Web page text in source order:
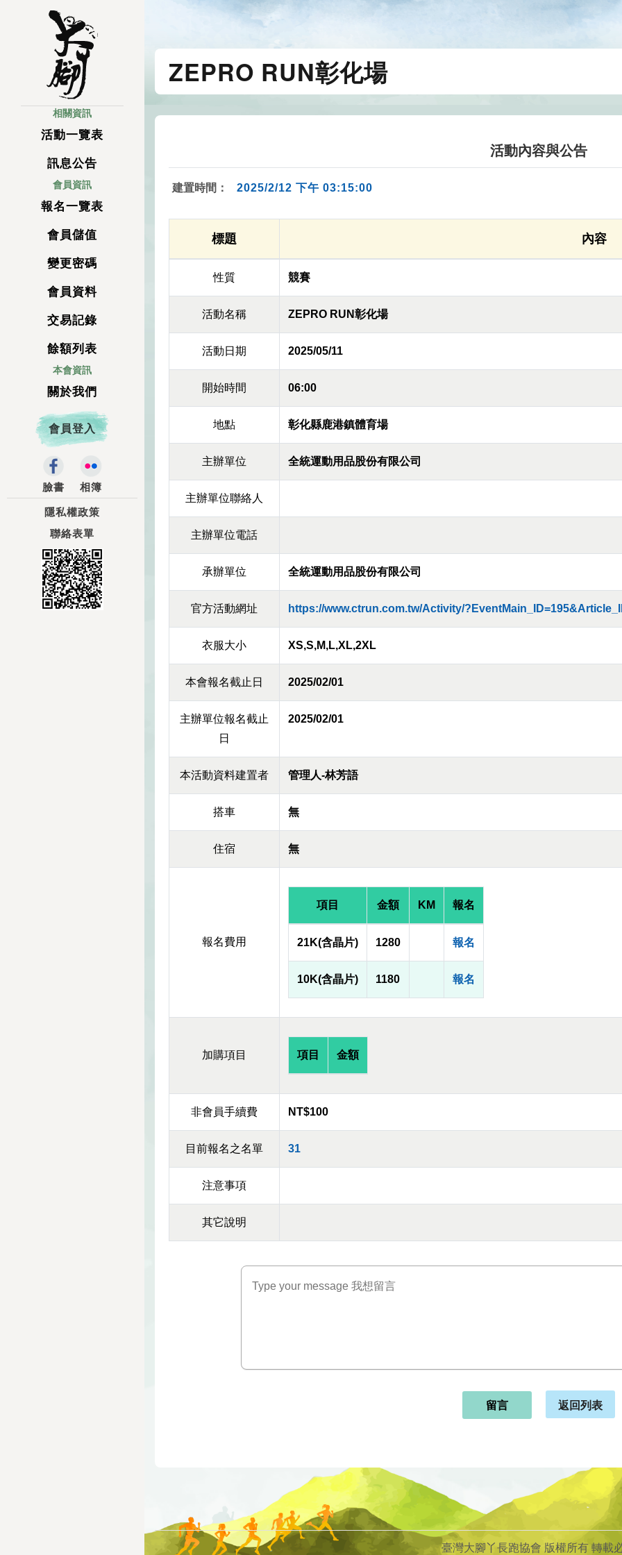
相關資訊
活動一覽表
訊息公告
會員資訊
報名一覽表
會員儲值
變更密碼
會員資料
交易記錄
餘額列表
本會資訊
關於我們
會員登入
臉書 相簿
隱私權政策
聯絡表單
ZEPRO RUN彰化場
活動內容與公告
建置時間： 2025/2/12 下午 03:15:00
標題 內容
性質 競賽
活動名稱 ZEPRO RUN彰化場
活動日期 2025/05/11
開始時間 06:00
地點 彰化縣鹿港鎮體育場
主辦單位 全統運動用品股份有限公司
主辦單位聯絡人
主辦單位電話
承辦單位 全統運動用品股份有限公司
官方活動網址 https://www.ctrun.com.tw/Activity/
衣服大小 XS,S,M,L,XL,2XL
本會報名截止日 2025/02/01
主辦單位報名截止
日
2025/02/01
本活動資料建置者 管理人-林芳語
搭車 無
住宿 無
報名費用
項目 金額 KM 報名
21K(含晶片) 1280 報名
10K(含晶片) 1180 報名
加購項目 項目 金額
非會員手續費 NT$100
目前報名之名單 31
注意事項
其它說明
留言 返回列表
臺灣大腳丫長跑協會 版權所有 轉載